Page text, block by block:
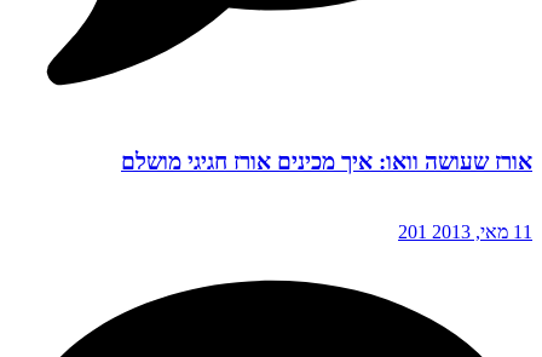
אורז שעושה וואו: איך מכינים אורז חגיגי מושלם
11 מאי, 2013 201